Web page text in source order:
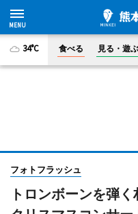
34°C 食べる 見る・遊ぶ
フォトフラッシュ
トロンボーンを弾